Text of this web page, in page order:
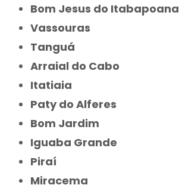
Bom Jesus do Itabapoana
Vassouras
Tanguá
Arraial do Cabo
Itatiaia
Paty do Alferes
Bom Jardim
Iguaba Grande
Piraí
Miracema